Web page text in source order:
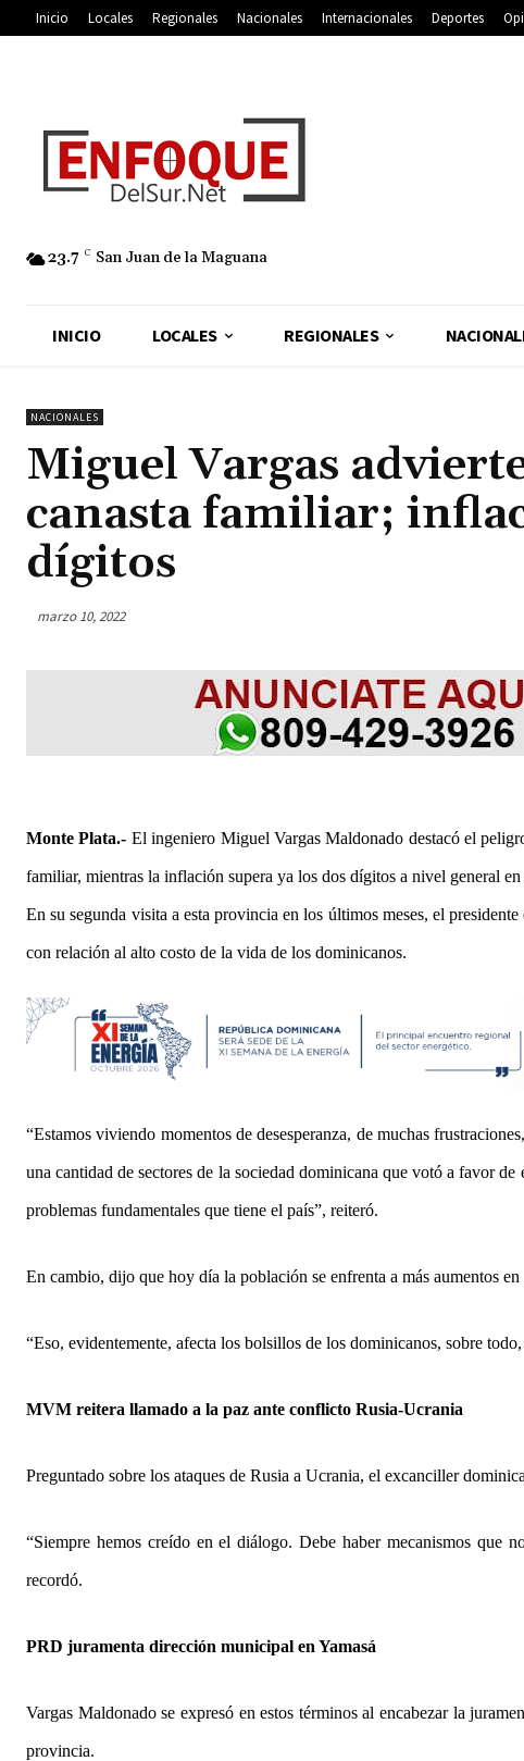
Inicio Locales Regionales Nacionales Internacionales Deportes
23.7 C San Juan de la Maguana
INICIO LOCALES REGIONALES
NACIONALES
Miguel Vargas
canasta familiar;
dígitos
marzo 10, 2022
Monte Plata.- El ingeniero Miguel Vargas Maldonado destacó el
familiar, mientras la inflación supera ya los dos dígitos a nivel general en
En su segunda visita a esta provincia en los últimos meses, el
con relación al alto costo de la vida de los dominicanos.
“Estamos viviendo momentos de desesperanza, de muchas
una cantidad de sectores de la sociedad dominicana que votó a favor
problemas fundamentales que tiene el país”, reiteró.
En cambio, dijo que hoy día la población se enfrenta a más aumentos
“Eso, evidentemente, afecta los bolsillos de los dominicanos, sobre
MVM reitera llamado a la paz ante conflicto Rusia-Ucrania
Preguntado sobre los ataques de Rusia a Ucrania, el excanciller
“Siempre hemos creído en el diálogo. Debe haber mecanismos que
recordó.
PRD juramenta dirección municipal en Yamasá
Vargas Maldonado se expresó en estos términos al encabezar la
provincia.